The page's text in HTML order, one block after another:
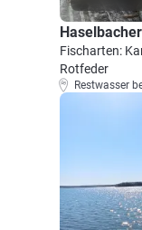
Fischarten:
Rotfeder
Restwasser